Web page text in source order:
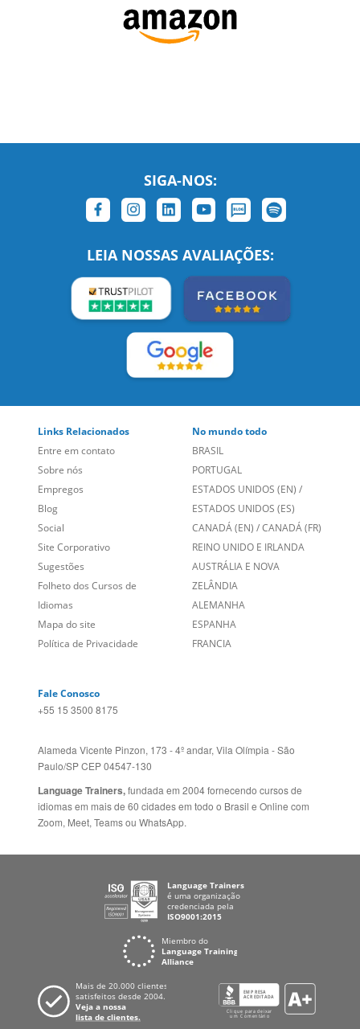
Entre em contato
Sobre nós
Empregos
Blog
Social
Site Corporativo
Sugestões
Folheto dos Cursos de
Idiomas
Mapa do site
Política de Privacidade
BRASIL
PORTUGAL
ESTADOS UNIDOS (EN)
ESTADOS UNIDOS (ES)
CANADÁ (EN)/CANADÁ (FR)
REINO UNIDO E IRLANDA
AUSTRÁLIA E NOVA
ZELÂNDIA
ALEMANHA
ESPANHA
FRANCIA
+55 15 3500 8175
Paulo/SP CEP 04547-130
Language Trainers,fundada em 2004 fornecendo cursos de
idiomas em mais de 60 cidades em todo o Brasil e Online com
Zoom, Meet, Teams ou WhatsApp.